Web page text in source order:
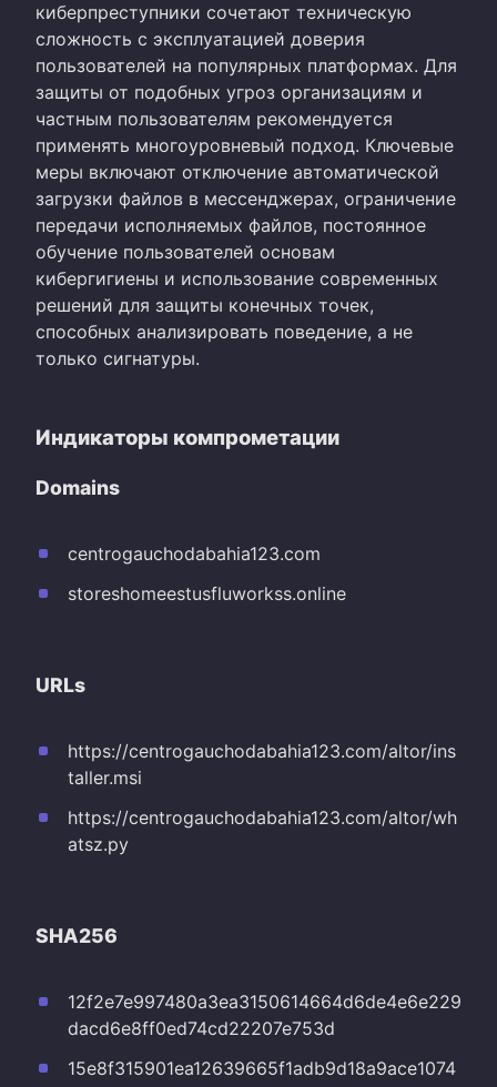
киберпреступники сочетают техническую
сложность с эксплуатацией доверия
пользователей на популярных платформах. Для
защиты от подобных угроз организациям и
частным пользователям рекомендуется
применять многоуровневый подход. Ключевые
меры включают отключение автоматической
загрузки файлов в мессенджерах, ограничение
передачи исполняемых файлов, постоянное
обучение пользователей основам
кибергигиены и использование современных
решений для защиты конечных точек,
способных анализировать поведение, а не
только сигнатуры.
Индикаторы компрометации
Domains
centrogauchodabahia123.com
storeshomeestusfluworkss.online
URLs
https://centrogauchodabahia123.com/altor/ins
taller.msi
https://centrogauchodabahia123.com/altor/wh
atsz.py
SHA256
12f2e7e997480a3ea3150614664d6de4e6e229
dacd6e8ff0ed74cd22207e753d
15e8f315901ea12639665f1adb9d18a9ace1074